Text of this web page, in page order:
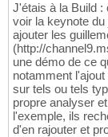
J'étais à la Build :
voir la keynote
ajouter les
(http://
une démo de ce
notamment
sur tels ou tels
propre analyser
l'exemple, ils
d'en rajouter et